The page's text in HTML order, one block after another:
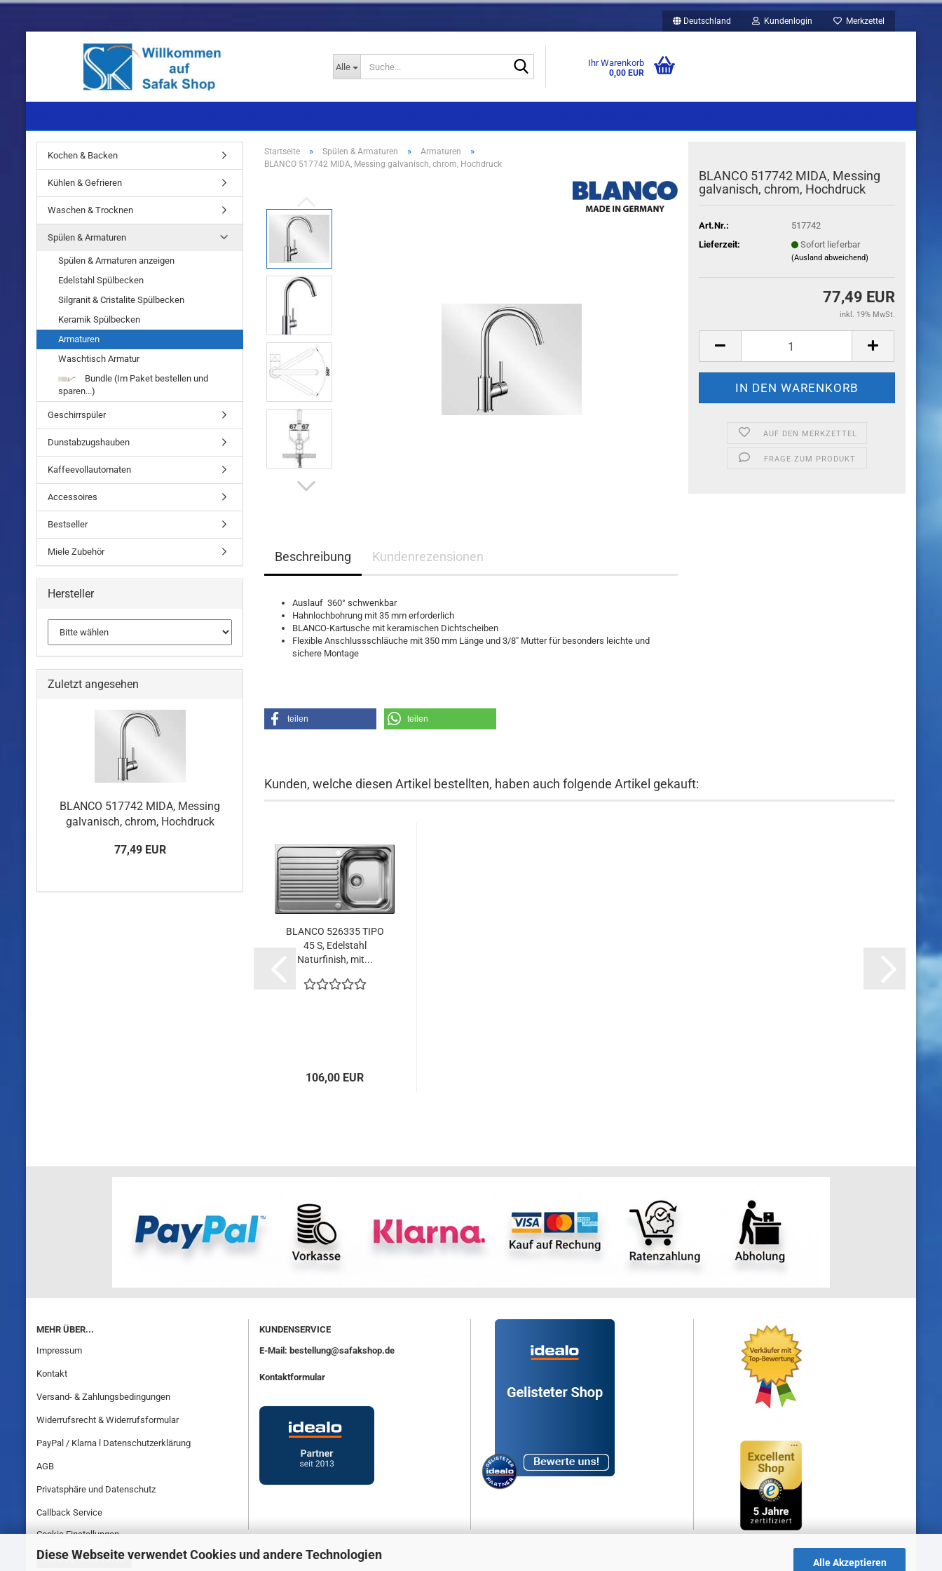
Diese Webseite verwendet Cookies und andere Technologien
Alle Akzeptieren
Deutschland Kundenlogin Merkzettel
Alle Ihr Warenkorb
0,00 EUR
Standgeräte
Standgeräte
Einbaugeräte
Standgeräte
Standgeräte
Startseite » Spülen & Armaturen » Armaturen »
BLANCO 517742 MIDA, Messing galvanisch, chrom, Hochdruck
BLANCO 517742 MIDA, Messing
galvanisch, chrom, Hochdruck
Art.Nr.:
517742
Lieferzeit:
Sofort lieferbar
(Ausland abweichend)
77,49 EUR
inkl. 19% MwSt.
AUF DEN MERKZETTEL
FRAGE ZUM PRODUKT
Beschreibung Kundenrezensionen
Auslauf 360° schwenkbar
Hahnlochbohrung mit 35 mm erforderlich
BLANCO-Kartusche mit keramischen Dichtscheiben
Flexible Anschlussschläuche mit 350 mm Länge und 3/8" Mutter für besonders leichte und
sichere Montage
teilen teilen
Kunden, welche diesen Artikel bestellten, haben auch folgende Artikel gekauft:
BLANCO 526335 TIPO
45 S, Edelstahl
Naturfinish, mit...
106,00 EUR
Kochen & Backen
Kühlen & Gefrieren
Waschen & Trocknen
Spülen & Armaturen
Spülen & Armaturen anzeigen
Edelstahl Spülbecken
Silgranit & Cristalite Spülbecken
Keramik Spülbecken
Armaturen
Waschtisch Armatur
Bundle (Im Paket bestellen und
sparen...)
Geschirrspüler
Dunstabzugshauben
Kaffeevollautomaten
Accessoires
Bestseller
Miele Zubehör
Hersteller
Zuletzt angesehen
BLANCO 517742 MIDA, Messing
galvanisch, chrom, Hochdruck
77,49 EUR
MEHR ÜBER...
Impressum
Kontakt
Versand- & Zahlungsbedingungen
Widerrufsrecht & Widerrufsformular
PayPal / Klarna l Datenschutzerklärung
AGB
Privatsphäre und Datenschutz
Callback Service
Cookie Einstellungen
KUNDENSERVICE
E-Mail: bestellung@safakshop.de
Kontaktformular
Vertrag widerrufen